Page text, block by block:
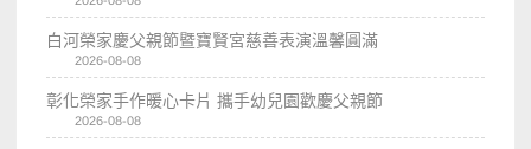
白河榮家慶父親節暨寶賢宮慈善表演溫馨圓滿
2026-08-08
彰化榮家手作暖心卡片 攜手幼兒園歡慶父親節
2026-08-08